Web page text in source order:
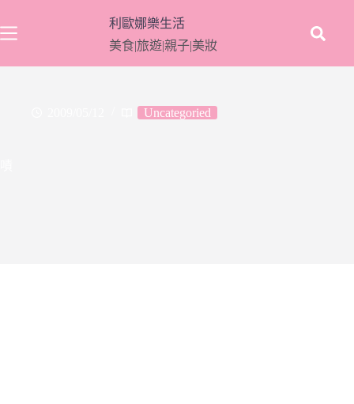
至
要
利歐娜樂生活
美食|旅遊|親子|美妝
Uncategoried